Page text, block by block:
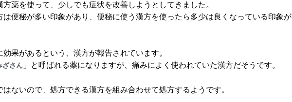
薬を使って、少しでも症状を改善しようとしてきました。
は便秘が多い印象があり、便秘に使う漢方を使ったら多少は良くなっている印象が
果があるという、漢方が報告されています。
ざさん 」と呼ばれる薬になりますが、痛みによく使われていた漢方だそうです。
ないので、処方できる漢方を組み合わせて処方するようです。